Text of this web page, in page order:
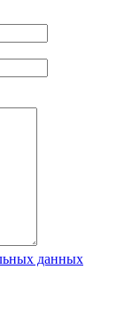
данных